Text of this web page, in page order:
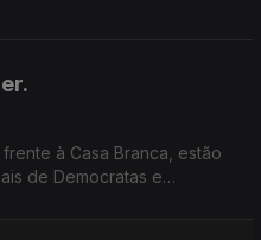
à Casa Branca, estão
de Democratas e